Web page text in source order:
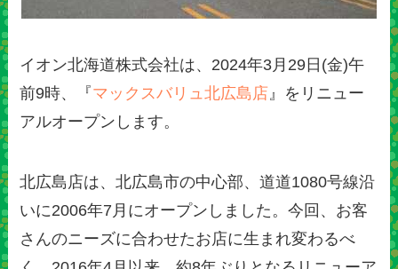
イオン北海道株式会社は、2024年3月29日(金)午
前9時、『マックスバリュ北広島店』をリニュー
アルオープンします。
北広島店は、北広島市の中心部、道道1080号線沿
いに2006年7月にオープンしました。今回、お客
さんのニーズに合わせたお店に生まれ変わるべ